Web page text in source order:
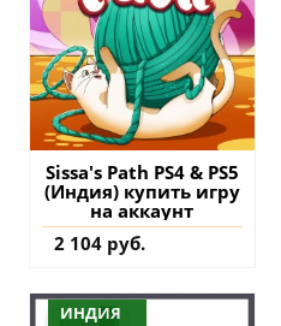
Sissa's Path PS4 & PS5
(Индия) купить игру
на аккаунт
2 104 руб.
ИНДИЯ